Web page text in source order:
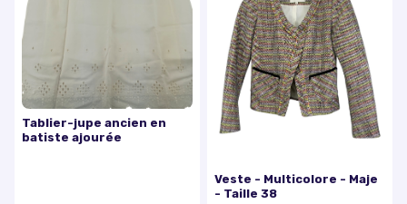
Tablier-jupe ancien en
batiste ajourée
Veste - Multicolore - Maje
- Taille 38